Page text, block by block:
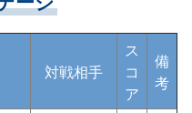
対戦相手
ス
コ
ア
備
考